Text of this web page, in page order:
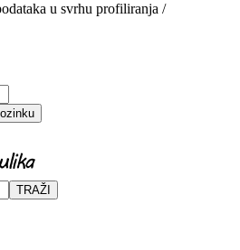
u svrhu profiliranja /
TRAŽI